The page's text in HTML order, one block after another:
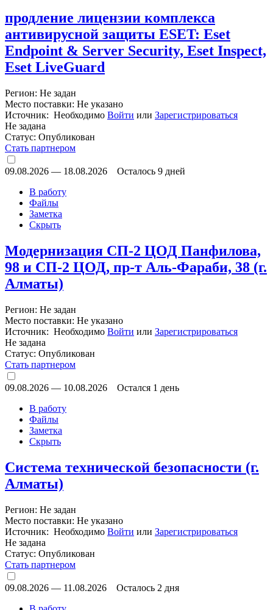
продление лицензии комплекса
антивирусной защиты ESET: Eset
Endpoint & Server Security, Eset Inspect,
Eset LiveGuard
Регион: Не задан
Место поставки: Не указано
Источник: Необходимо Войти или Зарегистрироваться
Не задана
Статус: Опубликован
Стать партнером
09.08.2026 — 18.08.2026
Осталось 9 дней
В работу
Файлы
Заметка
Скрыть
Модернизация СП-2 ЦОД Панфилова,
98 и СП-2 ЦОД, пр-т Аль-Фараби, 38 (г.
Алматы)
Регион: Не задан
Место поставки: Не указано
Источник: Необходимо Войти или Зарегистрироваться
Не задана
Статус: Опубликован
Стать партнером
09.08.2026 — 10.08.2026
Остался 1 день
В работу
Файлы
Заметка
Скрыть
Система технической безопасности (г.
Алматы)
Регион: Не задан
Место поставки: Не указано
Источник: Необходимо Войти или Зарегистрироваться
Не задана
Статус: Опубликован
Стать партнером
09.08.2026 — 11.08.2026
Осталось 2 дня